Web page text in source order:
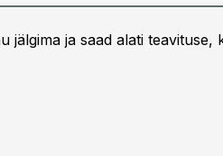
jälgima ja saad alati teavituse,